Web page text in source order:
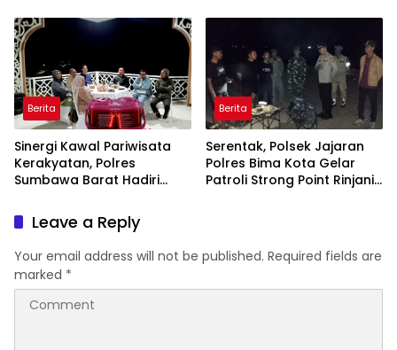
Masyarakat
Berita
Sinergi Kawal Pariwisata
Kerakyatan, Polres
Sumbawa Barat Hadiri
Sharing Pengelolaan
Pariwisata Bendungan Tiu
Berita
Serentak, Polsek Jajaran
Polres Bima Kota Gelar
Patroli Strong Point Rinjani
Leave a Reply
Your email address will not be published. Required fields are
marked *